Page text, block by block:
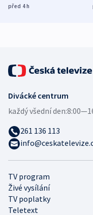
Poláky nebezpečné
před 4h
TV program
Živé vysílání
TV poplatky
Teletext
Divácké centrum
každý všední den:
261 136 113